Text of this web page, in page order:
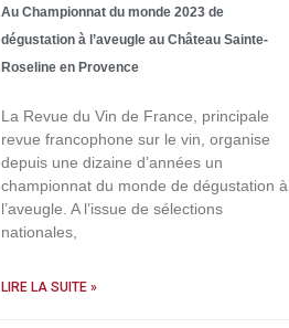
Au Championnat du monde 2023 de
dégustation à l’aveugle au Château Sainte-
Roseline en Provence
La Revue du Vin de France, principale
revue francophone sur le vin, organise
depuis une dizaine d’années un
championnat du monde de dégustation à
l’aveugle. A l’issue de sélections
nationales,
LIRE LA SUITE »